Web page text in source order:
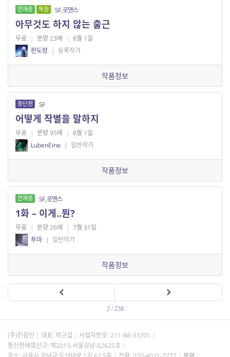
연재중 독점 SF, 로맨스
아무것도 하지 않는 출근
무료 | 분량 23매 | 8월 1일
판도랑 | 등록작가
작품정보
중단편 SF
어떻게 작별을 말하지
무료 | 분량 95매 | 8월 1일
LubenEine
| 일반작가
작품정보
연재중 SF, 로맨스
1화 – 이게..뭔?
무료 | 분량 26매 | 7월 31일
투마 | 일반작가
작품정보
2 / 238
(주)민음인 대표: 박근섭 사업자번호: 211-88-33701
통신판매업신고: 제2013-서울강남-02625호